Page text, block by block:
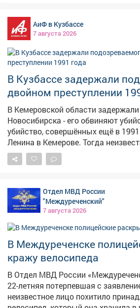
рейсе, вылетевшем из Санкт-
Представитель авиакомпании
жителю Мысков в дальнейшем
поведения. Транспортные полицейские установили: в
ходе полета мужчина оскорблял
замечания работников
агрессию и распивал спиртные
освидетельствование
опьянение. В отношении дебошира составили
протокол по ч. 1 ст. 20.1 КоАП РФ
хулиганство" и назначили
АиФ в Кузбассе
7 августа 2026
В Кузбассе задержали
двойном преступлении
В Кемеровской области
Новосибирска - его обвиняют
убийство, совершённых ещё в
Ленина в Кемерове. Тогда неизвестный выпустил не
менее двух пуль из огнестрельного
мужчин. Один из пострадавших
выжил благодаря вовремя
90-е раскрыть преступление не
дело приостановили. Однако
Ключевым прорывом стал допрос
который раньше уклонялся от
показаний: в итоге он
изобличающие подозреваемого. Выяснилось, что
мотивом преступления стали
неприязненные отношения:
хотел расправиться с
выстрелов он скрылся с места
Отдел МВД России
"Междуреченский"
7 августа 2026
В Междуреченске
кражу велосипеда
В Отдел МВД России
22-летняя потерпевшая с
неизвестное лицо похитило